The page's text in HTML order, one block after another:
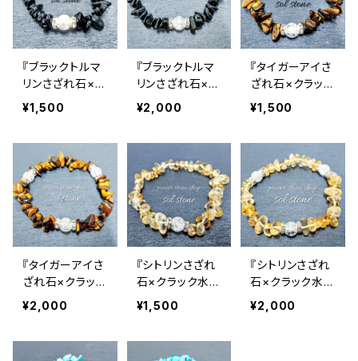
『ブラックトルマ
リンさざれ石×ク
ラック水晶』天然
石パワーストー
¥1,500
『ブラックトルマ
リンさざれ石×ク
ラック水晶３つ』
天然石パワース
¥2,000
『タイガーアイさ
ざれ石×クラック
水晶』天然石パ
ワーストーンブレ
¥1,500
『タイガーアイさ
ざれ石×クラック
水晶３つ』天然
石パワーストー
¥2,000
『シトリンさざれ
石×クラック水
晶』天然石パワ
ーストーンブレ
¥1,500
『シトリンさざれ
石×クラック水晶
３つ』天然石パワ
ーストーンブレ
¥2,000